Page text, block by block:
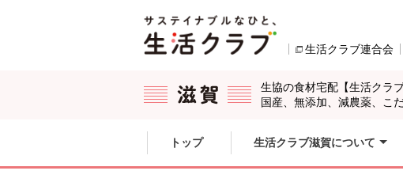
生活クラブ連合会
生協の食材宅配【生活クラブ
国産、無添加、減農薬、こ
ここからサイト内共通メニューです。
サイト内共通メニューをスキップする
トップ 生活クラブ滋賀について